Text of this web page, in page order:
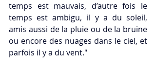
temps est mauvais, d’autre fois le
temps est ambigu, il y a du soleil,
amis aussi de la pluie ou de la bruine
ou encore des nuages dans le ciel, et
parfois il y a du vent."